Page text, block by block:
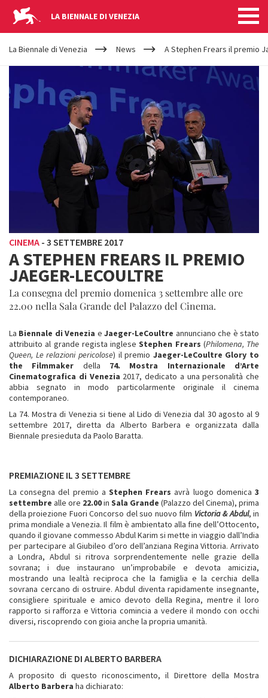
LA BIENNALE DI VENEZIA
YOUR
ARE
HERE
La Biennale di Venezia News A Stephen Frears il premio
CINEMA - 3 SETTEMBRE 2017
A STEPHEN FREARS IL PREMIO
JAEGER-LECOULTRE
La consegna del premio domenica 3 settembre alle ore
22.00 nella Sala Grande del Palazzo del Cinema.
La Biennale di Venezia eJaeger-LeCoultre annunciano che è stato
attribuito al grande regista ingleseStephen Frears (Philomena, The
Queen, Le relazioni pericolose) il premio Jaeger-LeCoultre Glory to
the Filmmaker della 74.
Mostra Internazionale d’Arte
Cinematografica di Venezia 2017, dedicato a una personalità che
abbia segnato in modo particolarmente originale il cinema
contemporaneo.
La 74. Mostra di Venezia si tiene al Lido di Venezia dal 30 agosto al 9
settembre 2017, diretta da Alberto Barbera e organizzata dalla
Biennale presieduta da Paolo Baratta.
PREMIAZIONE IL 3 SETTEMBRE
La consegna del premio a Stephen Frears avrà luogo domenica3
settembre alle ore 22.00in Sala Grande (Palazzo del Cinema), prima
della proiezione Fuori Concorso del suo nuovo film Victoria & Abdul, in
prima mondiale a Venezia. Il film è ambientato alla fine dell’Ottocento,
quando il giovane commesso Abdul Karim si mette in viaggio dall’India
per partecipare al Giubileo d’oro dell’anziana Regina Vittoria. Arrivato
a Londra, Abdul si ritrova sorprendentemente nelle grazie della
sovrana; i due instaurano un’improbabile e devota amicizia,
mostrando una lealtà reciproca che la famiglia e la cerchia della
sovrana cercano di ostruire. Abdul diventa rapidamente insegnante,
consigliere spirituale e amico devoto della Regina, mentre il loro
rapporto si rafforza e Vittoria comincia a vedere il mondo con occhi
diversi, riscoprendo con gioia anche la propria umanità.
DICHIARAZIONE DI ALBERTO BARBERA
A proposito di questo riconoscimento, il Direttore della Mostra
Alberto Barbera ha dichiarato: